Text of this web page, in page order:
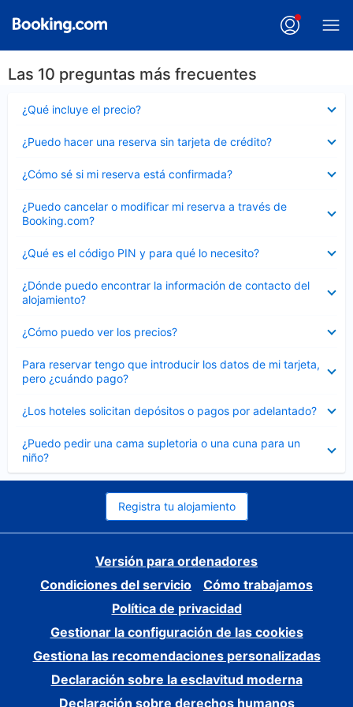
Las 10 preguntas más frecuentes
¿Qué incluye el precio?
cerrado
¿Puedo hacer una reserva sin tarjeta de crédito?
cerrado
¿Cómo sé si mi reserva está confirmada?
cerrado
¿Puedo cancelar o modificar mi reserva a través de
Booking.com?
cerrado
¿Qué es el código PIN y para qué lo necesito?
cerrado
¿Dónde puedo encontrar la información de contacto del
alojamiento?
cerrado
¿Cómo puedo ver los precios?
cerrado
Para reservar tengo que introducir los datos de mi tarjeta,
pero ¿cuándo pago?
cerrado
¿Los hoteles solicitan depósitos o pagos por adelantado?
cerrado
¿Puedo pedir una cama supletoria o una cuna para un
niño?
cerrado
Registra tu alojamiento
Versión para ordenadores
Condiciones del servicio
Cómo trabajamos
Política de privacidad
Gestionar la configuración de las cookies
Gestiona las recomendaciones personalizadas
Declaración sobre la esclavitud moderna
Declaración sobre derechos humanos